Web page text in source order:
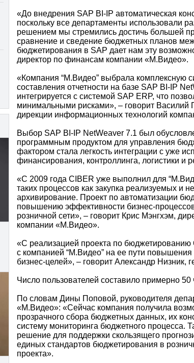
«До внедрения SAP BI-IP автоматическая
поскольку все департаменты
решением мы стремились достичь большей
сравнение и сведение бюджетных планов
бюджетирования в SAP дает нам эту
директор по финансам компании «М.Видео».
«Компания “М.Видео” выбрала комплексную
составления отчетности на базе SAP BI-IP
интегрируется с системой SAP ERP, что
минимальными рисками», – говорит Василий
дирекции информационных технологий
Выбор SAP BI-IP NetWeaver 7.1 был
программным продуктом для управления
фактором стала легкость интеграции с уже
финансирования, контроллинга, логистики и
«С 2009 года CIBER уже выполнил для
таких процессов как закупка реализуемых и
архивирование. Проект по автоматизации
повышению эффективности бизнес-
розничной сети», – говорит Крис Мэнгхэм,
компании «М.Видео».
«С реализацией проекта по бюджетированию
с компанией “М.Видео” на ее пути
бизнес-целей», – говорит Александр Низник,
Число пользователей составило примерно 50
По словам Дины Поповой, руководителя
«М.Видео»: «Сейчас компания получила
прозрачного сбора бюджетных данных, их
систему мониторинга бюджетного процесса.
решение для поддержки скользящего
единых стандартов бюджетирования в
проекта».